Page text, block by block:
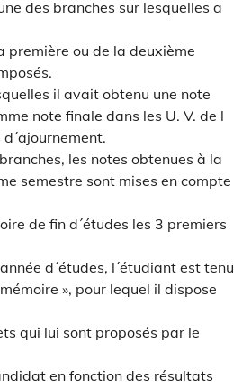
des branches sur lesquelles a
première ou de la deuxième
il avait obtenu une note
note finale dans les U. V. de l
les notes obtenues à la
semestre sont mises en compte
de fin d´études les 3 premiers
d´études, l´étudiant est tenu
», pour lequel il dispose
qui lui sont proposés par le
en fonction des résultats